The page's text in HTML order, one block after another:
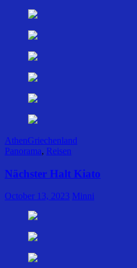
AthenGriechenland
Panorama, Reisen
Nächster Halt Kiato
October 13, 2023 Minni